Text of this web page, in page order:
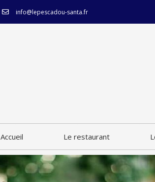
info@lepescadou-santa.fr
Accueil Le restaurant